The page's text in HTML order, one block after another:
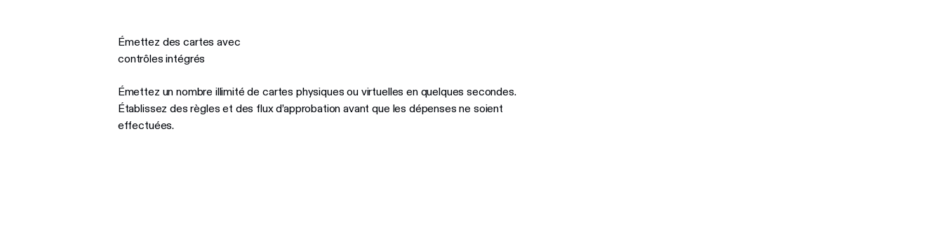
Émettez des cartes avec
contrôles intégrés
Émettez un nombre illimité de cartes physiques ou virtuelles en quelques secondes.
Établissez des règles et des flux d’approbation avant que les dépenses ne soient
effectuées.